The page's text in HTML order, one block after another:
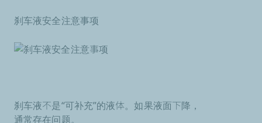
刹车液安全注意事项
刹车液不是“可补充”的液体。如果液面下降，
通常存在问题。